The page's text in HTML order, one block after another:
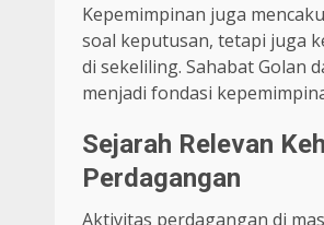
Kepemimpinan juga
soal keputusan, tetapi juga
di sekeliling. Sahabat Golan
menjadi fondasi
Sejarah Relevan
Perdagangan
Aktivitas perdagangan di